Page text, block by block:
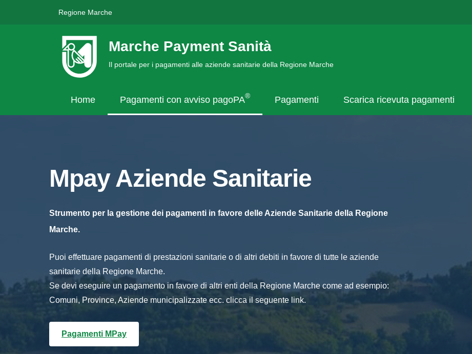
Regione Marche
Marche Payment Sanità
Il portale per i pagamenti alle aziende sanitarie della Regione Marche
Home Pagamenti con avviso pagoPA® Pagamenti Scarica ricevuta pagamenti
Mpay Aziende Sanitarie
Strumento per la gestione dei pagamenti in favore delle Aziende Sanitarie della Regione
Marche.
Puoi effettuare pagamenti di prestazioni sanitarie o di altri debiti in favore di tutte le aziende
sanitarie della Regione Marche.
Se devi eseguire un pagamento in favore di altri enti della Regione Marche come ad esempio:
Comuni, Province, Aziende municipalizzate ecc. clicca il seguente link.
Pagamenti MPay